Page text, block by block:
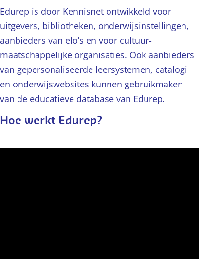
Edurep is door Kennisnet ontwikkeld voor
uitgevers, bibliotheken, onderwijsinstellingen,
aanbieders van elo’s en voor cultuur-
maatschappelijke organisaties. Ook aanbieders
van gepersonaliseerde leersystemen, catalogi
en onderwijswebsites kunnen gebruikmaken
van de educatieve database van Edurep.
Hoe werkt Edurep?